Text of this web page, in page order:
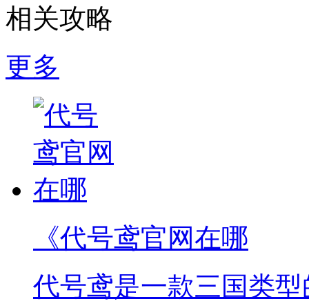
相关攻略
更多
《代号鸢官网在哪
代号鸢是一款三国类